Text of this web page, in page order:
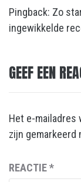
Pingback: Zo
ingewikkelde
GEEF EEN
Het e-mailadres
zijn gemarkeerd
REACTIE*